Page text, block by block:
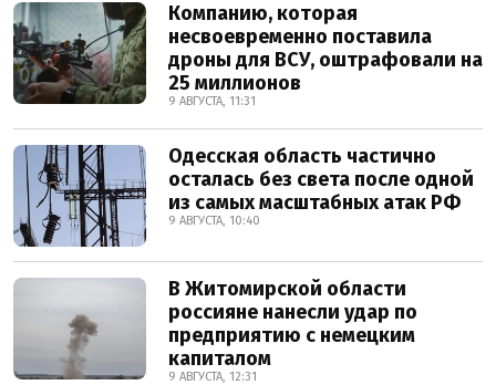
Компанию, которая
несвоевременно поставила
дроны для ВСУ, оштрафовали на
25 миллионов
9 АВГУСТА, 11:31
Одесская область частично
осталась без света после одной
из самых масштабных атак РФ
9 АВГУСТА, 10:40
В Житомирской области
россияне нанесли удар по
предприятию с немецким
капиталом
9 АВГУСТА, 12:31